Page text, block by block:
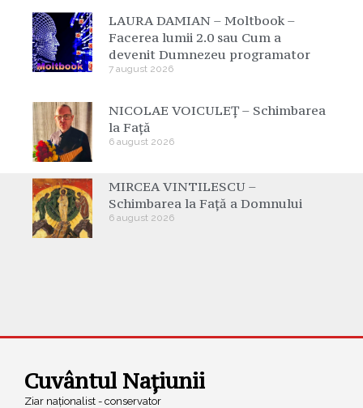
LAURA DAMIAN – Moltbook –
Facerea lumii 2.0 sau Cum a
devenit Dumnezeu programator
7 august 2026
NICOLAE VOICULEȚ – Schimbarea
la Față
6 august 2026
MIRCEA VINTILESCU –
Schimbarea la Față a Domnului
6 august 2026
Cuvântul Națiunii
Ziar naționalist - conservator